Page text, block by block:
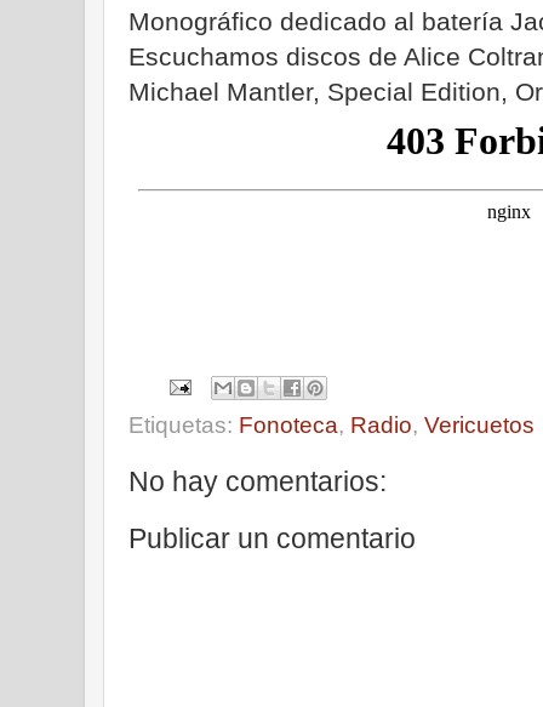
Monográfico dedicado al batería
Escuchamos discos de Alice
Michael Mantler, Special Edition,
Etiquetas: Fonoteca, Radio, Vericuetos
No hay comentarios:
Publicar un comentario